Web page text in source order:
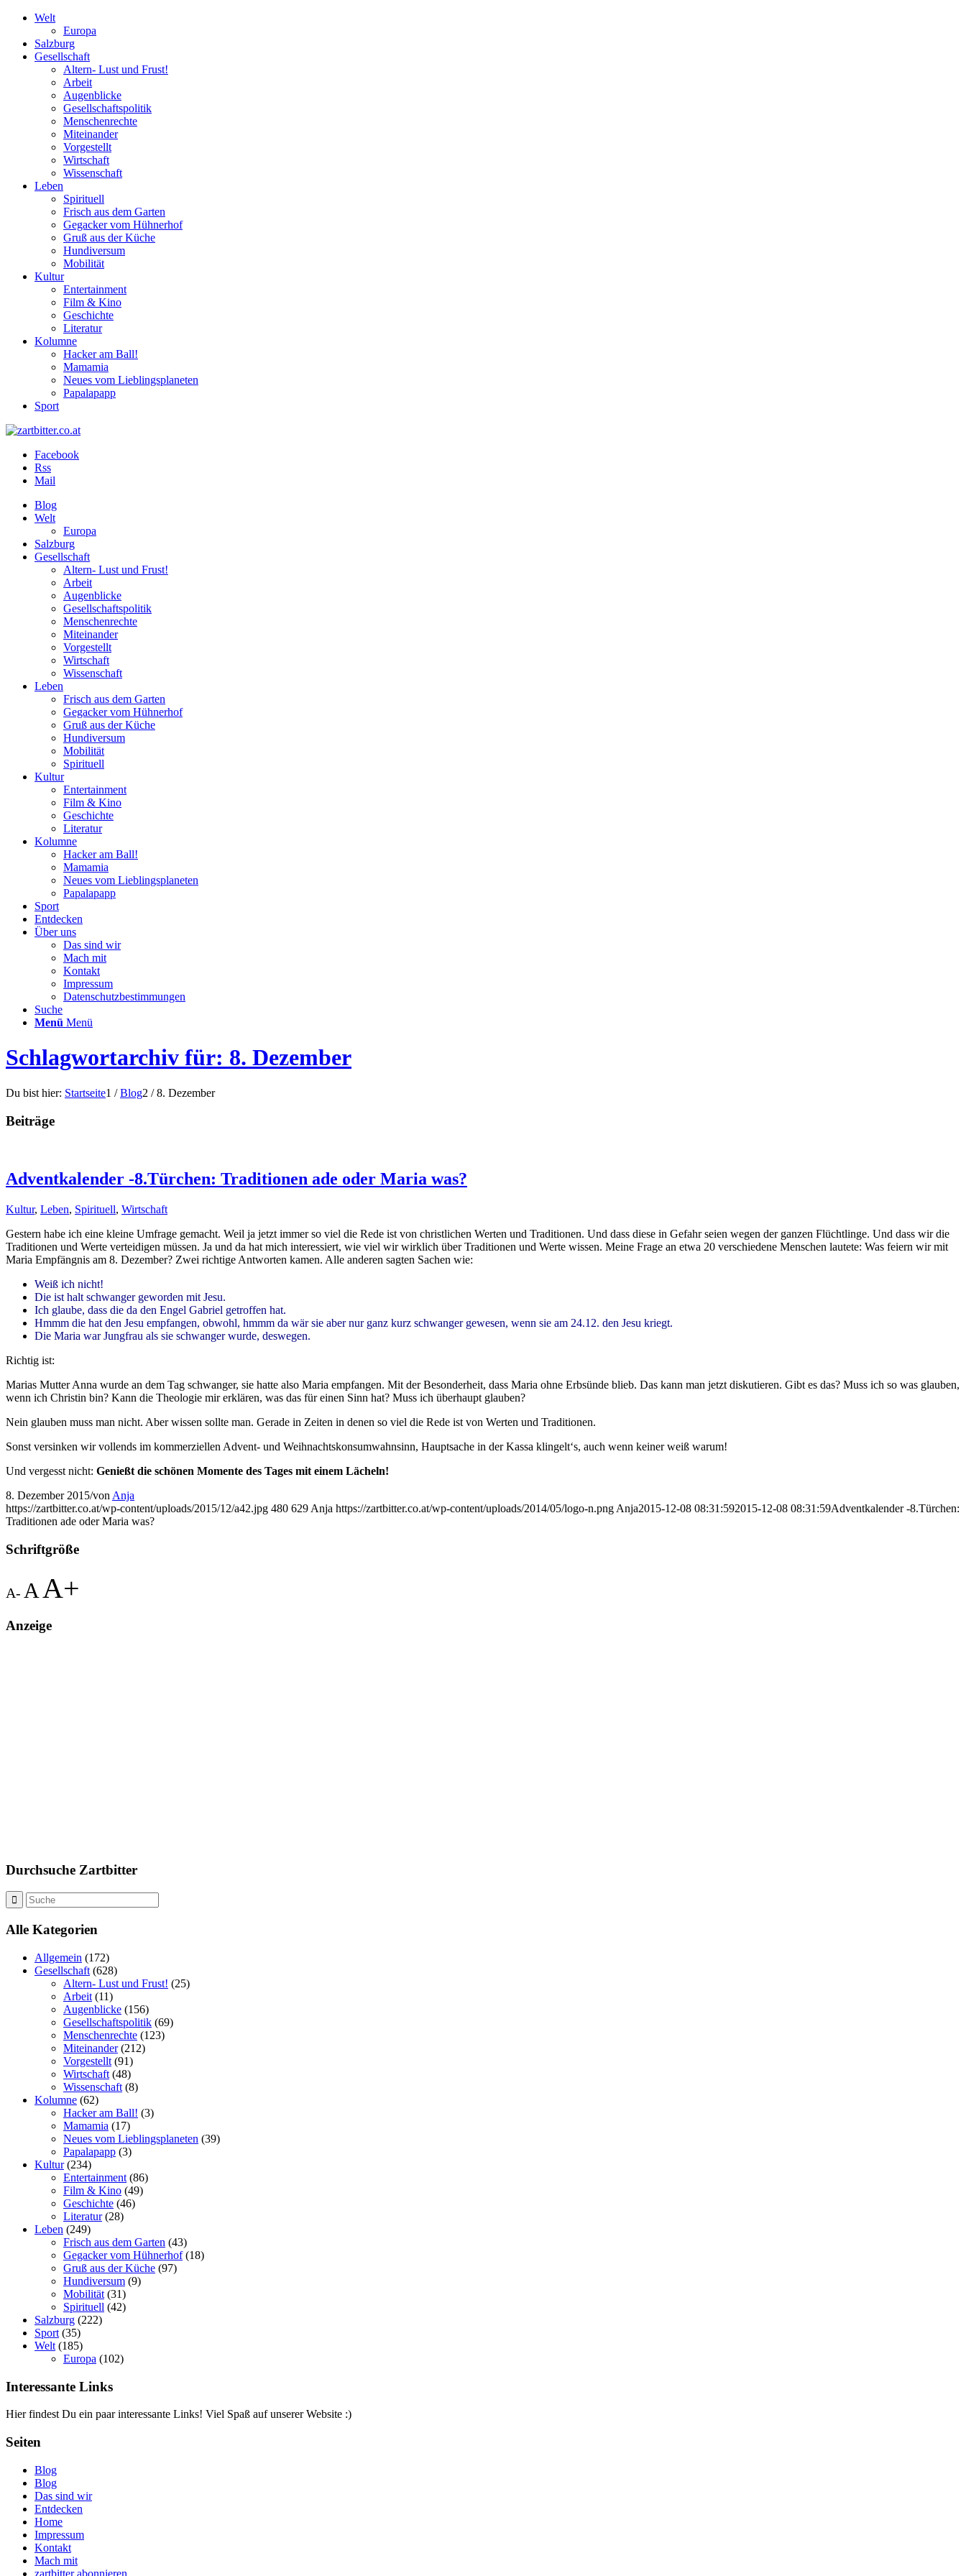
Welt
Europa
Salzburg
Gesellschaft
Altern- Lust und Frust!
Arbeit
Augenblicke
Gesellschaftspolitik
Menschenrechte
Miteinander
Vorgestellt
Wirtschaft
Wissenschaft
Leben
Spirituell
Frisch aus dem Garten
Gegacker vom Hühnerhof
Gruß aus der Küche
Hundiversum
Mobilität
Kultur
Entertainment
Film & Kino
Geschichte
Literatur
Kolumne
Hacker am Ball!
Mamamia
Neues vom Lieblingsplaneten
Papalapapp
Sport
Facebook
Rss
Mail
Blog
Welt
Europa
Salzburg
Gesellschaft
Altern- Lust und Frust!
Arbeit
Augenblicke
Gesellschaftspolitik
Menschenrechte
Miteinander
Vorgestellt
Wirtschaft
Wissenschaft
Leben
Frisch aus dem Garten
Gegacker vom Hühnerhof
Gruß aus der Küche
Hundiversum
Mobilität
Spirituell
Kultur
Entertainment
Film & Kino
Geschichte
Literatur
Kolumne
Hacker am Ball!
Mamamia
Neues vom Lieblingsplaneten
Papalapapp
Sport
Entdecken
Über uns
Das sind wir
Mach mit
Kontakt
Impressum
Datenschutzbestimmungen
Suche
Menü Menü
Schlagwortarchiv für: 8. Dezember
Du bist hier: Startseite1 / Blog2 / 8. Dezember
Beiträge
Adventkalender -8.Türchen: Traditionen ade oder Maria was?
Kultur, Leben, Spirituell, Wirtschaft
Gestern habe ich eine kleine Umfrage gemacht. Weil ja jetzt immer so viel die Rede ist von christlichen Werten und Traditionen. Und dass diese in Gefahr seien wegen der ganzen Flüchtlinge. Und dass wir die
Traditionen und Werte verteidigen müssen. Ja und da hat mich interessiert, wie viel wir wirklich über Traditionen und Werte wissen. Meine Frage an etwa 20 verschiedene Menschen lautete: Was feiern wir mit
Maria Empfängnis am 8. Dezember? Zwei richtige Antworten kamen. Alle anderen sagten Sachen wie:
Weiß ich nicht!
Die ist halt schwanger geworden mit Jesu.
Ich glaube, dass die da den Engel Gabriel getroffen hat.
Hmmm die hat den Jesu empfangen, obwohl, hmmm da wär sie aber nur ganz kurz schwanger gewesen, wenn sie am 24.12. den Jesu kriegt.
Die Maria war Jungfrau als sie schwanger wurde, deswegen.
Richtig ist:
Marias Mutter Anna wurde an dem Tag schwanger, sie hatte also Maria empfangen. Mit der Besonderheit, dass Maria ohne Erbsünde blieb. Das kann man jetzt diskutieren. Gibt es das? Muss ich so was glauben,
wenn ich Christin bin? Kann die Theologie mir erklären, was das für einen Sinn hat? Muss ich überhaupt glauben?
Nein glauben muss man nicht. Aber wissen sollte man. Gerade in Zeiten in denen so viel die Rede ist von Werten und Traditionen.
Sonst versinken wir vollends im kommerziellen Advent- und Weihnachtskonsumwahnsinn, Hauptsache in der Kassa klingelt‘s, auch wenn keiner weiß warum!
Und vergesst nicht: Genießt die schönen Momente des Tages mit einem Lächeln!
8. Dezember 2015/von Anja
https://zartbitter.co.at/wp-content/uploads/2015/12/a42.jpg 480 629 Anja https://zartbitter.co.at/wp-content/uploads/2014/05/logo-n.png Anja2015-12-08 08:31:592015-12-08 08:31:59Adventkalender -8.Türchen:
Traditionen ade oder Maria was?
Schriftgröße
A- A A+
Anzeige
Durchsuche Zartbitter
Alle Kategorien
Allgemein (172)
Gesellschaft (628)
Altern- Lust und Frust! (25)
Arbeit (11)
Augenblicke (156)
Gesellschaftspolitik (69)
Menschenrechte (123)
Miteinander(212)
Vorgestellt (91)
Wirtschaft (48)
Wissenschaft (8)
Kolumne (62)
Hacker am Ball! (3)
Mamamia (17)
Neues vom Lieblingsplaneten (39)
Papalapapp (3)
Kultur(234)
Entertainment (86)
Film & Kino (49)
Geschichte (46)
Literatur(28)
Leben (249)
Frisch aus dem Garten (43)
Gegacker vom Hühnerhof(18)
Gruß aus der Küche (97)
Hundiversum (9)
Mobilität (31)
Spirituell (42)
Salzburg (222)
Sport (35)
Welt (185)
Europa (102)
Interessante Links
Hier findest Du ein paar interessante Links! Viel Spaß auf unserer Website :)
Seiten
Blog
Blog
Das sind wir
Entdecken
Home
Impressum
Kontakt
Mach mit
zartbitter abonnieren